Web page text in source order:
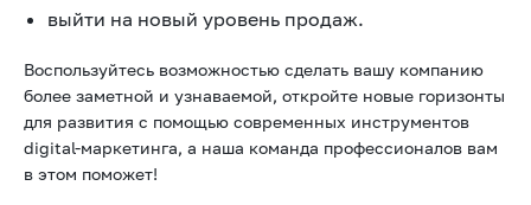
выйти на новый уровень продаж.
Воспользуйтесь возможностью сделать вашу компанию
более заметной и узнаваемой, откройте новые горизонты
для развития с помощью современных инструментов
digital-маркетинга, а наша команда профессионалов вам
в этом поможет!